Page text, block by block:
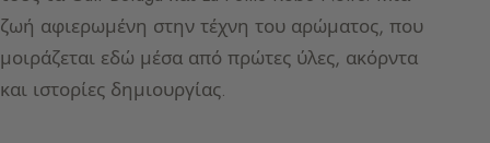
ζωή αφιερωμένη στην τέχνη του αρώματος, που
μοιράζεται εδώ μέσα από πρώτες ύλες, ακόρντα
και ιστορίες δημιουργίας.